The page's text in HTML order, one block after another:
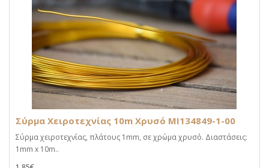
Σύρμα Χειροτεχνίας 10m Χρυσό MI134849-1-00
Σύρμα χειροτεχνίας, πλάτους 1mm, σε χρώμα χρυσό. Διαστάσεις:
1mm x 10m..